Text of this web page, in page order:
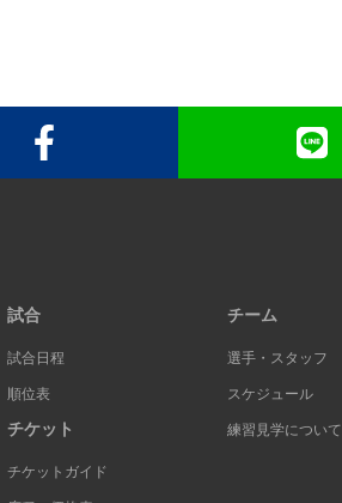
試合
試合日程
順位表
チケット
チケットガイド
チーム
選手・スタッフ
スケジュール
練習見学について